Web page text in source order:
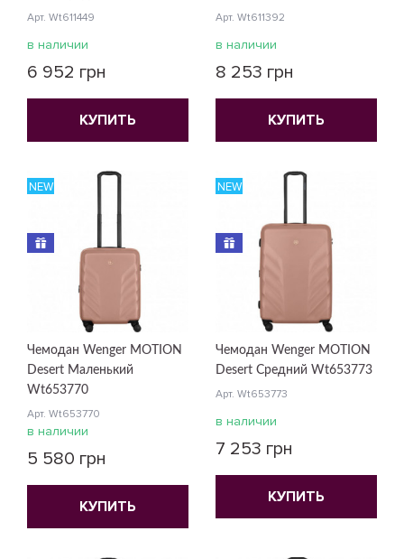
Арт. Wt611449
в наличии
6 952 грн
КУПИТЬ
Арт. Wt611392
в наличии
8 253 грн
КУПИТЬ
Чемодан Wenger MOTION
Desert Маленький
Wt653770
Арт. Wt653770
NEW
в наличии
5 580 грн
КУПИТЬ
Чемодан Wenger MOTION
Desert Средний Wt653773
Арт. Wt653773
NEW
в наличии
7 253 грн
КУПИТЬ